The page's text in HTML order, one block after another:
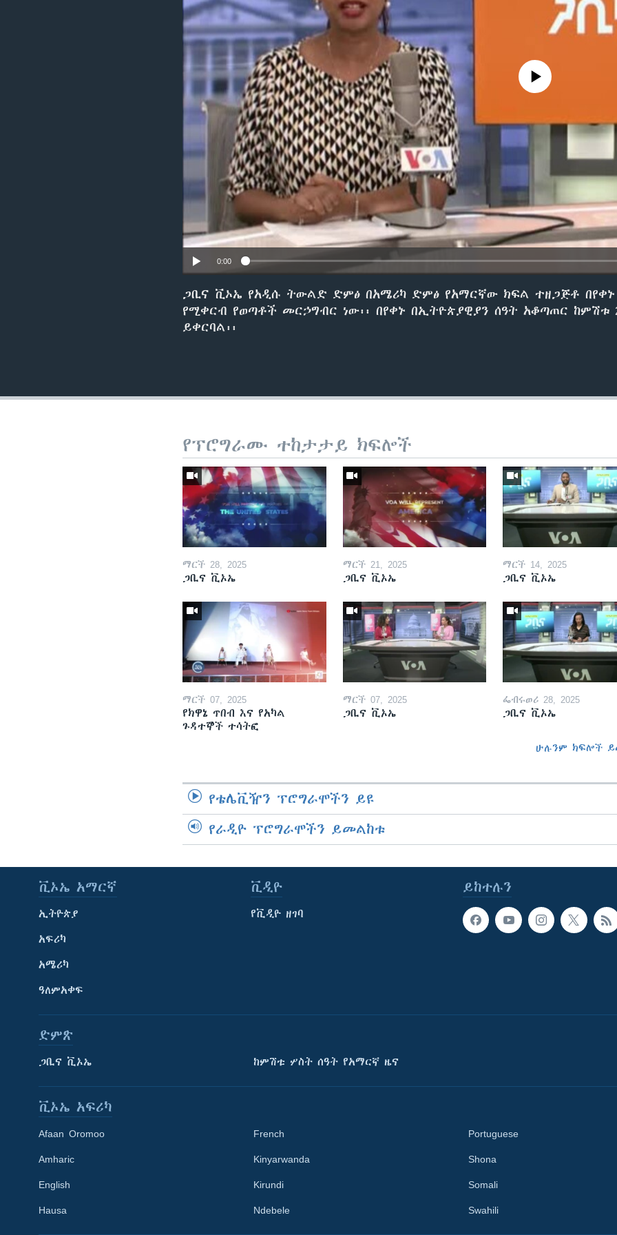
Learning English
No media source currently
0:00
ጋቢና ቪኦኤ የአዲሱ ትውልድ ድምፅ በአሜሪካ ድምፅ የአማርኛው ክፍል ተዘጋጅቶ በየቀኑ
የሚቀርብ የወጣቶች መርኃግብር ነው፡፡ በየቀኑ በኢትዮጵያዊያን ሰዓት አቆጣጠር ከምሽቱ
ይቀርባል፡፡
የፕሮግራሙ ተከታታይ ክፍሎች
ማርች 28, 2025
ጋቢና ቪኦኤ
ማርች 21, 2025
ጋቢና ቪኦኤ
ማርች 14, 2025
ጋቢና ቪኦኤ
ማርች 07, 2025
የክዋኔ ጥበብ እና የአካል
ጉዳተኞች ተሳትፎ
ማርች 07, 2025
ጋቢና ቪኦኤ
ፌብሩወሪ 28, 2025
ጋቢና ቪኦኤ
ሁሉንም ክፍሎች
የቴሌቪዥን ፕሮግራሞችን ይዩ
የራዲዮ ፕሮግራሞችን ይመልከቱ
ይከተሉን
ቪኦኤ አማርኛ
ኢትዮጵያ
አፍሪካ
አሜሪካ
ዓለምአቀፍ
ቪዲዮ
የቪዲዮ ዘገባ
ድምጽ
ጋቢና ቪኦኤ ከምሽቱ ሦስት ሰዓት የአማርኛ ዜና
ቪኦኤ አፍሪካ
Afaan Oromoo
Amharic
English
Hausa
French
Kinyarwanda
Kirundi
Ndebele
Portuguese
Shona
Somali
Swahili